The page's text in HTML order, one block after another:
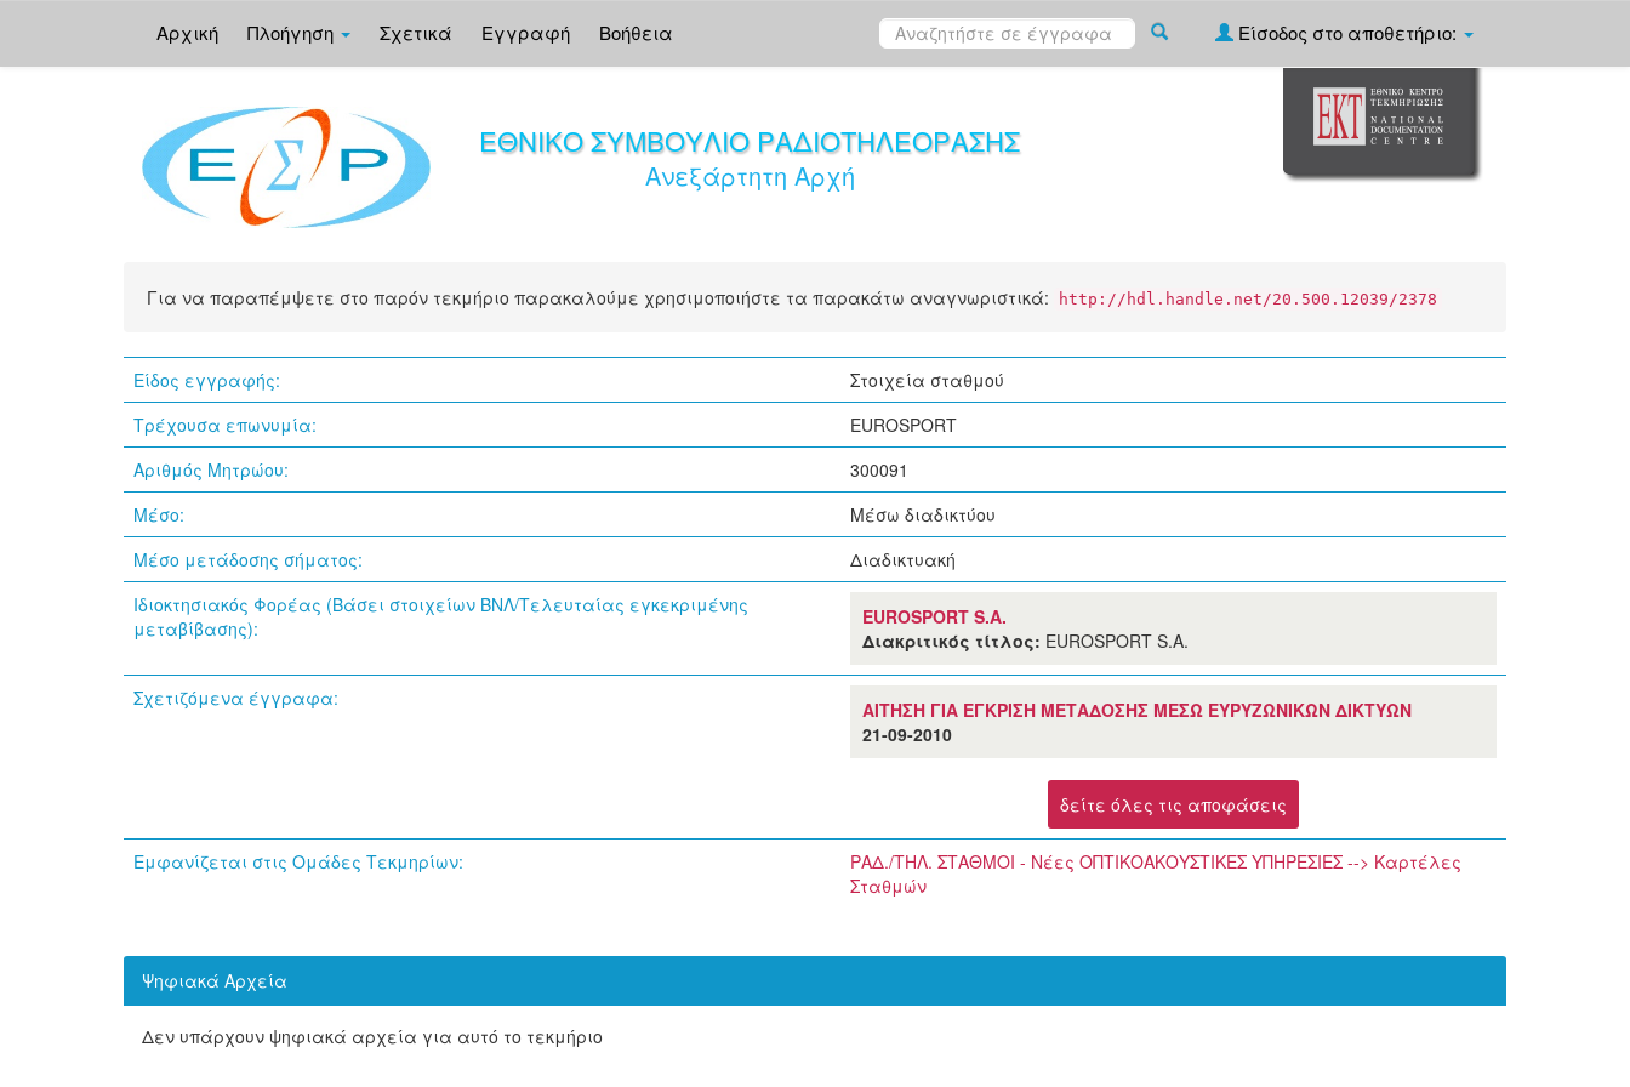
Αρχική Πλοήγηση Σχετικά Εγγραφή Βοήθεια Είσοδος στο αποθετήριο:
ΕΘΝΙΚΟ ΣΥΜΒΟΥΛΙΟ ΡΑΔΙΟΤΗΛΕΟΡΑΣΗΣ
Ανεξάρτητη Αρχή
Για να παραπέμψετε στο παρόν τεκμήριο παρακαλούμε χρησιμοποιήστε τα παρακάτω αναγνωριστικά: http://hdl.handle.net/20.500.12039/2378
Είδος εγγραφής:
Στοιχεία σταθμού
Τρέχουσα επωνυμία:
EUROSPORT
Αριθμός Μητρώου:
300091
Μέσο:
Μέσω διαδικτύου
Μέσο μετάδοσης σήματος:
Διαδικτυακή
Ιδιοκτησιακός Φορέας (Βάσει στοιχείων ΒΝΛ/Τελευταίας εγκεκριμένης
μεταβίβασης):
EUROSPORT S.A.
Διακριτικός τίτλος: EUROSPORT S.A.
Σχετιζόμενα έγγραφα:
ΑΙΤΗΣΗ ΓΙΑ ΕΓΚΡΙΣΗ ΜΕΤΑΔΟΣΗΣ ΜΕΣΩ ΕΥΡΥΖΩΝΙΚΩΝ ΔΙΚΤΥΩΝ
21-09-2010
δείτε όλες τις αποφάσεις
Εμφανίζεται στις Ομάδες Τεκμηρίων:
ΡΑΔ./ΤΗΛ. ΣΤΑΘΜΟΙ - Νέες ΟΠΤΙΚΟΑΚΟΥΣΤΙΚΕΣ ΥΠΗΡΕΣΙΕΣ --> Καρτέλες
Σταθμών
Ψηφιακά Αρχεία
Δεν υπάρχουν ψηφιακά αρχεία για αυτό το τεκμήριο